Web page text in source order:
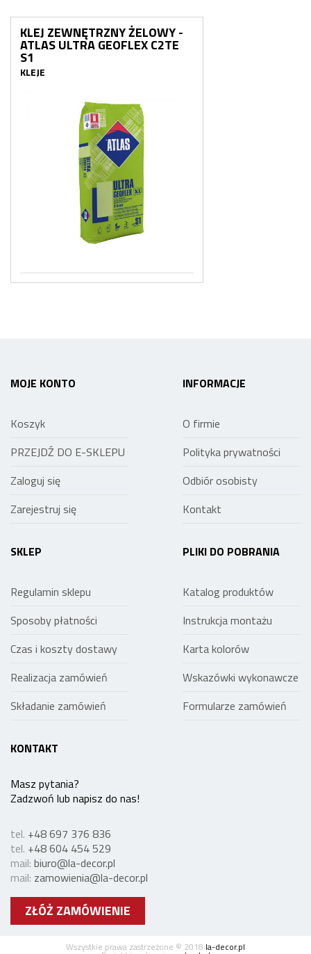
KLEJ ZEWNĘTRZNY ŻELOWY -
ATLAS ULTRA GEOFLEX C2TE
S1
KLEJE
MOJE KONTO
Koszyk
PRZEJDŹ DO E-SKLEPU
Zaloguj się
Zarejestruj się
INFORMACJE
O firmie
Polityka prywatności
Odbiór osobisty
Kontakt
SKLEP
Regulamin sklepu
Sposoby płatności
Czas i koszty dostawy
Realizacja zamówień
Składanie zamówień
PLIKI DO POBRANIA
Katalog produktów
Instrukcja montażu
Karta kolorów
Wskazówki wykonawcze
Formularze zamówień
KONTAKT
Masz pytania?
Zadzwoń lub napisz do nas!
tel. +48 697 376 836
tel. +48 604 454 529
mail: biuro@la-decor.pl
mail: zamowienia@la-decor.pl
ZŁÓŻ ZAMÓWIENIE
Wszystkie prawa zastrzeżone © 2018 la-decor.pl